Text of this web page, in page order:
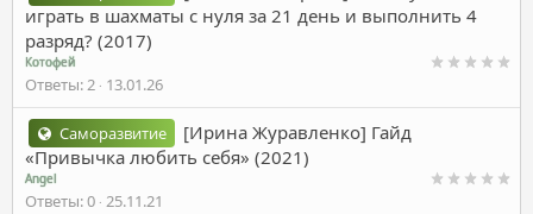
играть в шахматы с нуля за 21 день и выполнить 4
разряд? (2017)
Котофей
Ответы 2 13.01.26
Саморазвитие
[Ирина Журавленко] Гайд
«Привычка любить себя» (2021)
Angel
Ответы 0 25.11.21